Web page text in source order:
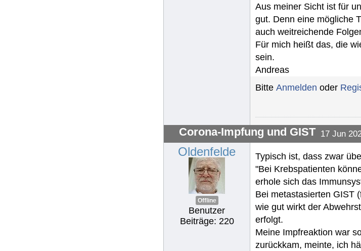
Aus meiner Sicht ist für
gut. Denn eine mögliche
auch weitreichende
Für mich heißt das, die
sein.
Andreas
Bitte Anmelden oder
Corona-Impfung und GIST 17 Jun
Oldenfelde
Offline
Benutzer
Beiträge: 220
Typisch ist, dass zwar
"Bei Krebspatienten
erhole sich das
Bei metastasierten GIST
wie gut wirkt der
erfolgt.
Meine Impfreaktion war
zurückkam, meinte, ich